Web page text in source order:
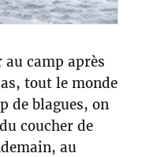
camp après
tout le monde
de blagues, on
coucher de
au